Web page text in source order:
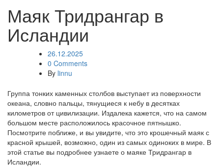
Маяк Тридрангар в
Исландии
26.12.2025
0 Comments
By linnu
Группа тонких каменных столбов выступает из поверхности
океана, словно пальцы, тянущиеся к небу в десятках
километров от цивилизации. Издалека кажется, что на самом
большом месте расположилось красочное пятнышко.
Посмотрите поближе, и вы увидите, что это крошечный маяк с
красной крышей, возможно, один из самых одиноких в мире. В
этой статье вы подробнее узнаете о маяке Тридрангар в
Исландии.